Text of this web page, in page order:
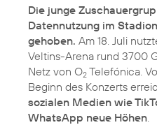
Die junge
Datennutzung im
gehoben. Am 18. Juli
Veltins-Arena rund 3700
Netz von O2 Telefónica.
Beginn des Konzerts
sozialen Medien wie
WhatsApp neue Höhen